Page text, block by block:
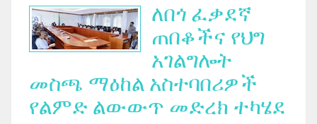
ለበጎ ፈቃደኛ
ጠበቆችና የህግ
አገልግሎት
መስጫ ማዕከል አስተባበሪዎች
የልምድ ልውውጥ መድረክ ተካሄደ